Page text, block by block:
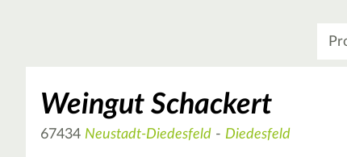
Weingut Schackert
67434 Neustadt-Diedesfeld - Diedesfeld